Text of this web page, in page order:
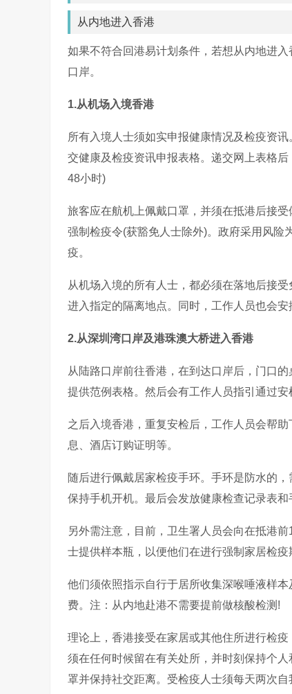
从内地进入香港
如果不符合回港易计划条件，若想从内地进
口岸。
1.从机场入境香港
所有入境人士须如实申报健康情况及检疫资
交健康及检疫资讯申报表格。递交网上表格
48小时)
旅客应在航机上佩戴口罩，并须在抵港后接
强制检疫令(获豁免人士除外)。政府采用风险
疫。
从机场入境的所有人士，都必须在落地后接
进入指定的隔离地点。同时，工作人员也会
2.从深圳湾口岸及港珠澳大桥进入香港
从陆路口岸前往香港，在到达口岸后，门口
提供范例表格。然后会有工作人员指引通过
之后入境香港，重复安检后，工作人员会帮
息、酒店订购证明等。
随后进行佩戴居家检疫手环。手环是防水的
保持手机开机。最后会发放健康检查记录表
另外需注意，目前，卫生署人员会向在抵港
士提供样本瓶，以便他们在进行强制家居检疫
他们须依照指示自行于居所收集深喉唾液样
费。注：从内地赴港不需要提前做核酸检测!
理论上，香港接受在家居或其他住所进行检
须在任何时候留在有关处所，并时刻保持个
罩并保持社交距离。受检疫人士须每天两次